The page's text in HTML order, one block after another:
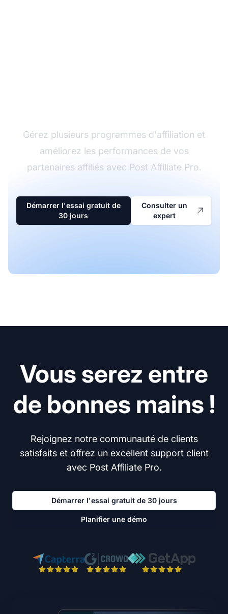
Gérez plusieurs programmes d'affiliation et
améliorez les performances de vos
partenaires affiliés avec Post Affiliate Pro.
Démarrer l'essai gratuit de
30 jours
Consulter un
expert
Vous serez entre
de bonnes mains !
Rejoignez notre communauté de clients
satisfaits et offrez un excellent support client
avec Post Affiliate Pro.
Démarrer l'essai gratuit de 30 jours
Planifier une démo